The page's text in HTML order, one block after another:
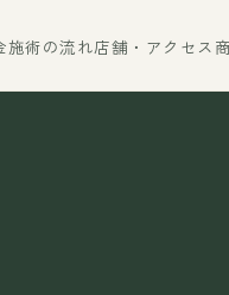
施術の流れ店舗・アクセス